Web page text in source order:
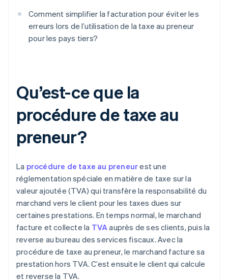
Comment simplifier la facturation pour éviter les
erreurs lors de l’utilisation de la taxe au preneur
pour les pays tiers?
Qu’est-ce que la
procédure de taxe au
preneur?
La procédure de taxe au preneurest une
réglementation spéciale en matière de taxe sur la
valeur ajoutée (TVA) qui transfère la responsabilité du
marchand vers le client pour les taxes dues sur
certaines prestations. En temps normal, le marchand
facture et collecte la TVAauprès de ses clients, puis la
reverse au bureau des services fiscaux. Avec la
procédure de taxe au preneur, le marchand facture sa
prestation hors TVA. C’est ensuite le client qui calcule
et reverse la TVA.